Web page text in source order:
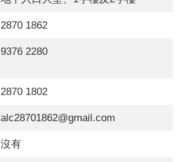
2870 1862
9376 2280
2870 1802
alc28701862@gmail.com
沒有